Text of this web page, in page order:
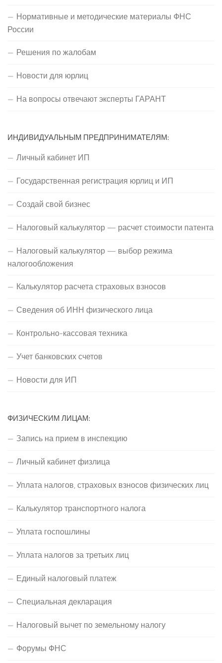
Нормативные и методические материалы ФНС
России
Решения по жалобам
Новости для юрлиц
На вопросы отвечают эксперты ГАРАНТ
ИНДИВИДУАЛЬНЫМ ПРЕДПРИНИМАТЕЛЯМ:
Личный кабинет ИП
Государственная регистрация юрлиц и ИП
Создай свой бизнес
Налоговый калькулятор — расчет стоимости патента
Налоговый калькулятор — выбор режима
налогообложения
Калькулятор расчета страховых взносов
Сведения об ИНН физического лица
Контрольно-кассовая техника
Учет банковских счетов
Новости для ИП
ФИЗИЧЕСКИМ ЛИЦАМ:
Запись на прием в инспекцию
Личный кабинет физлица
Уплата налогов, страховых взносов физических лиц
Калькулятор транспортного налога
Уплата госпошлины
Уплата налогов за третьих лиц
Единый налоговый платеж
Специальная декларация
Налоговый вычет по земельному налогу
Форумы ФНС